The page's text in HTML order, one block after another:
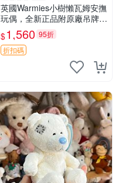
英國Warmies小樹懶瓦姆安撫
玩偶，全新正品附原廠吊牌與
防塵袋，內藏薰衣草可加熱，
適合各個年齡層，冷暖兩用享
受抱抱樂趣，不容錯過嚴選好
$1,560 95折
折扣碼